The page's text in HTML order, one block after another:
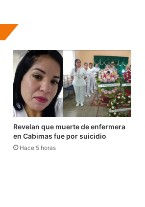
Revelan que muerte de enfermera
en Cabimas fue por suicidio
Hace 5 horas